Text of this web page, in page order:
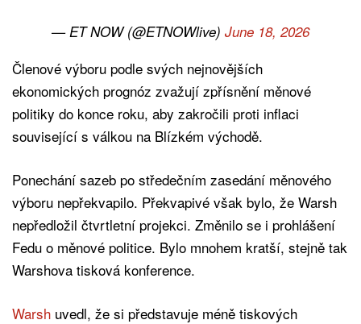
— ET NOW (@ETNOWlive) June 18, 2026
Členové výboru podle svých nejnovějších
ekonomických prognóz zvažují zpřísnění měnové
politiky do konce roku, aby zakročili proti inflaci
související s válkou na Blízkém východě.
Ponechání sazeb po středečním zasedání měnového
výboru nepřekvapilo. Překvapivé však bylo, že Warsh
nepředložil čtvrtletní projekci. Změnilo se i prohlášení
Fedu o měnové politice. Bylo mnohem kratší, stejně tak
Warshova tisková konference.
Warsh uvedl, že si představuje méně tiskových